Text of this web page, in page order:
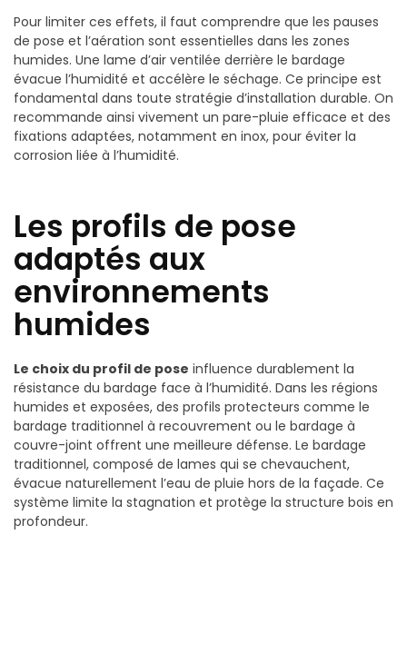
Pour limiter ces effets, il faut comprendre que les pauses
de pose et l’aération sont essentielles dans les zones
humides. Une lame d’air ventilée derrière le bardage
évacue l’humidité et accélère le séchage. Ce principe est
fondamental dans toute stratégie d’installation durable. On
recommande ainsi vivement un pare-pluie efficace et des
fixations adaptées, notamment en inox, pour éviter la
corrosion liée à l’humidité.
Les profils de pose
adaptés aux
environnements
humides
Le choix du profil de pose influence durablement la
résistance du bardage face à l’humidité. Dans les régions
humides et exposées, des profils protecteurs comme le
bardage traditionnel à recouvrement ou le bardage à
couvre-joint offrent une meilleure défense. Le bardage
traditionnel, composé de lames qui se chevauchent,
évacue naturellement l’eau de pluie hors de la façade. Ce
système limite la stagnation et protège la structure bois en
profondeur.